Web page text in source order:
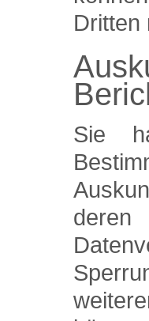
Dritten
Sie